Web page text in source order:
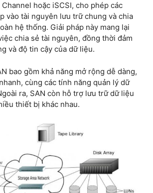
hoặc iSCSI, cho phép các
vào tài nguyên lưu trữ chung và chia
hệ thống. Giải pháp này mang lại
chia sẻ tài nguyên, đồng thời đảm
và độ tin cậy của dữ liệu.
bao gồm khả năng mở rộng dễ dàng,
cùng các tính năng quản lý dữ
ra, SAN còn hỗ trợ lưu trữ dữ liệu
thiết bị khác nhau.